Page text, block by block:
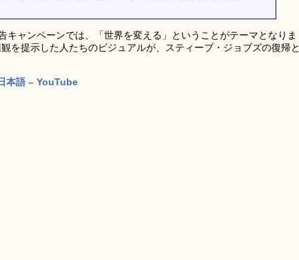
キャンペーンでは、「世界を変える」ということがテーマとなりま
を提示した人たちのビジュアルが、スティーブ・ジョブズの復帰と
本語 – YouTube